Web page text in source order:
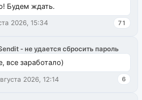
Будем ждать.
2026, 15:34 71
- не удается сбросить пароль
все заработало)
2026, 12:14 6